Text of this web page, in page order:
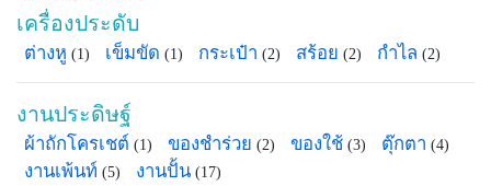
เครื่องประดับ
ต่างหู (1) เข็มขัด (1) กระเป๋า (2) สร้อย (2) กำไล (2)
งานประดิษฐ์
ผ้าถักโครเชต์ (1) ของชำร่วย (2) ของใช้ (3) ตุ๊กตา (4)
งานเพ้นท์ (5) งานปั้น (17)